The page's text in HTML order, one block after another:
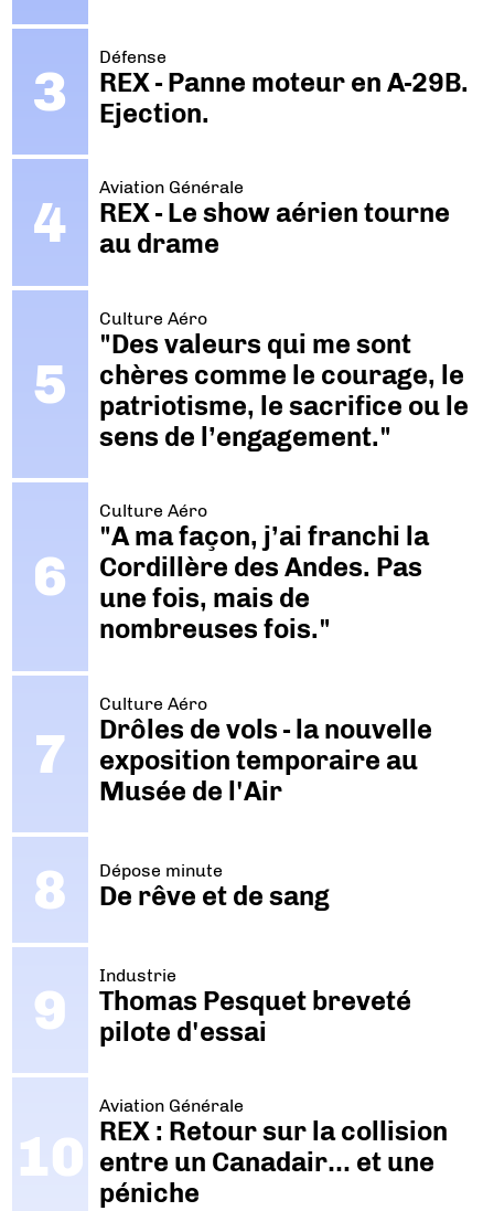
Défense
REX - Panne moteur en A-29B.
Ejection.
Aviation Générale
REX - Le show aérien tourne
au drame
Culture Aéro
"Des valeurs qui me sont
chères comme le courage, le
patriotisme, le sacrifice ou le
sens de l’engagement."
Culture Aéro
"A ma façon, j’ai franchi la
Cordillère des Andes. Pas
une fois, mais de
nombreuses fois."
Culture Aéro
Drôles de vols - la nouvelle
exposition temporaire au
Musée de l'Air
Dépose minute
De rêve et de sang
Industrie
Thomas Pesquet breveté
pilote d'essai
Aviation Générale
REX : Retour sur la collision
entre un Canadair… et une
péniche